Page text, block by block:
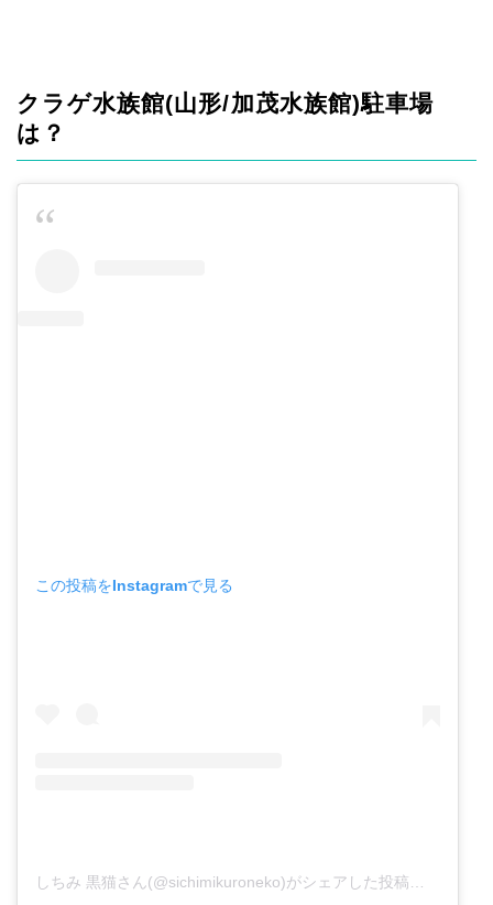
クラゲ水族館(山形/加茂水族館)駐車場
は？
この投稿をInstagramで見る